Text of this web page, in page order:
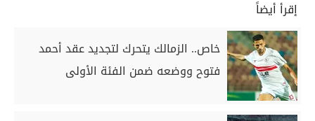
إقرأ أيضاً
خاص.. الزمالك يتحرك لتجديد عقد أحمد
فتوح ووضعه ضمن الفئة الأولى